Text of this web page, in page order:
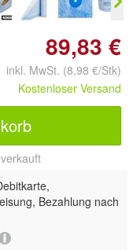
89,83 €
inkl. MwSt. (8,98 €/Stk)
Kostenloser Versand
verkauft
Bezahlung nach